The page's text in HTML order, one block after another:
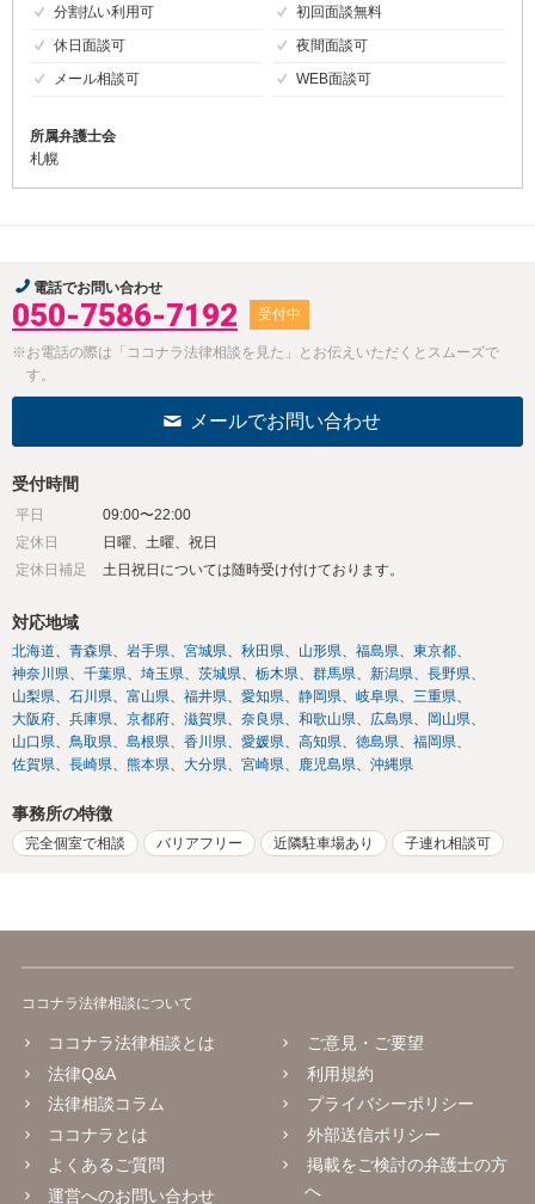
分割払い利用可
初回面談無料
休日面談可
夜間面談可
メール相談可
WEB面談可
所属弁護士会
札幌
電話でお問い合わせ
050-7586-7192 受付中
※お電話の際は「ココナラ法律相談を見た」とお伝えいただくとスムーズで
す。
メールでお問い合わせ
受付時間
平日
09:00〜22:00
定休日
日曜、土曜、祝日
定休日補足
土日祝日については随時受け付けております。
対応地域
北海道 青森県 岩手県 宮城県 秋田県 山形県 福島県
東京都
神奈川県
千葉県 埼玉県 茨城県 栃木県 群馬県 新潟県
長野県
山梨県
石川県 富山県 福井県 愛知県 静岡県 岐阜県
三重県
大阪府
兵庫県 京都府 滋賀県 奈良県 和歌山県 広島県
岡山県
山口県
鳥取県 島根県 香川県 愛媛県 高知県 徳島県
福岡県
佐賀県
長崎県 熊本県 大分県 宮崎県 鹿児島県 沖縄県
事務所の特徴
完全個室で相談 バリアフリー 近隣駐車場あり 子連れ相談可
ココナラ法律相談について
ココナラ法律相談とは
法律Q&A
法律相談コラム
ココナラとは
よくあるご質問
運営へのお問い合わせ
ご意見・ご要望
利用規約
プライバシーポリシー
外部送信ポリシー
掲載をご検討の弁護士の方
へ